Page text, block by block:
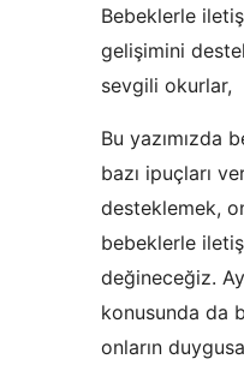
Bebeklerle
gelişimini
sevgili okurlar,
Bu yazımızda
bazı ipuçları
desteklemek,
bebeklerle
değineceğiz.
konusunda da
onların